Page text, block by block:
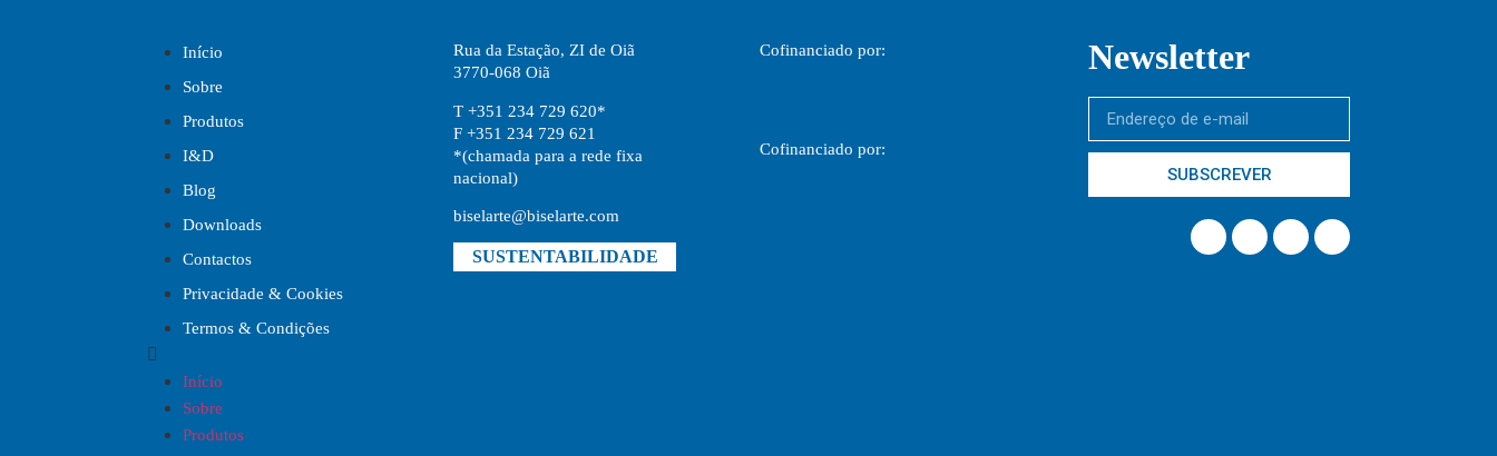
Início
Sobre
Produtos
I&D
Blog
Downloads
Contactos
Privacidade & Cookies
Termos & Condições
Início
Sobre
Produtos
Rua da Estação, ZI de Oiã
3770-068 Oiã
T +351 234 729 620*
F +351 234 729 621
*(chamada para a rede fixa
nacional)
biselarte@biselarte.com
SUSTENTABILIDADE
Cofinanciado por:
Cofinanciado por:
Newsletter
SUBSCREVER